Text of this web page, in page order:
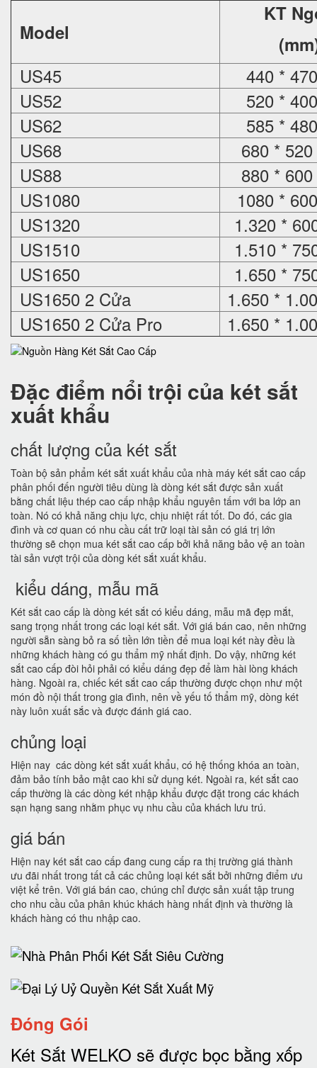
Model
KT
US45
440 *
US52
520 *
US62
585 *
US68
680 *
US88
880 *
US1080
1080 *
US1320
1.320 *
US1510
1.510 *
US1650
1.650 *
US1650 2 Cửa
1.650 *
US1650 2 Cửa Pro
1.650 *
Đặc điểm nổi trội của két sắt
xuất khẩu
chất lượng của két sắt
Toàn bộ sản phẩm két sắt xuất khẩu của nhà máy két sắt cao cấp
phân phối đến người tiêu dùng là dòng két sắt được sản xuất
bằng chất liệu thép cao cấp nhập khẩu nguyên tấm với ba lớp an
toàn. Nó có khả năng chịu lực, chịu nhiệt rất tốt. Do đó, các gia
đình và cơ quan có nhu cầu cất trữ loại tài sản có giá trị lớn
thường sẽ chọn mua két sắt cao cấp bởi khả năng bảo vệ an toàn
tài sản vượt trội của dòng két sắt xuất khẩu.
kiểu dáng, mẫu mã
Két sắt cao cấp là dòng két sắt có kiểu dáng, mẫu mã đẹp mắt,
sang trọng nhất trong các loại két sắt. Với giá bán cao, nên những
người sẵn sàng bỏ ra số tiền lớn tiền để mua loại két này đều là
những khách hàng có gu thẩm mỹ nhất định. Do vậy, những két
sắt cao cấp đòi hỏi phải có kiểu dáng đẹp để làm hài lòng khách
hàng. Ngoài ra, chiếc két sắt cao cấp thường được chọn như một
món đồ nội thất trong gia đình, nên về yếu tố thẩm mỹ, dòng két
này luôn xuất sắc và được đánh giá cao.
chủng loại
Hiện nay các dòng két sắt xuất khẩu, có hệ thống khóa an toàn,
đảm bảo tính bảo mật cao khi sử dụng két. Ngoài ra, két sắt cao
cấp thường là các dòng két nhập khẩu được đặt trong các khách
sạn hạng sang nhằm phục vụ nhu cầu của khách lưu trú.
giá bán
Hiện nay két sắt cao cấp đang cung cấp ra thị trường giá thành
ưu đãi nhất trong tất cả các chủng loại két sắt bởi những điểm ưu
việt kể trên. Với giá bán cao, chúng chỉ được sản xuất tập trung
cho nhu cầu của phân khúc khách hàng nhất định và thường là
khách hàng có thu nhập cao.
Đóng Gói
Két Sắt WELKO sẽ được bọc bằng xốp